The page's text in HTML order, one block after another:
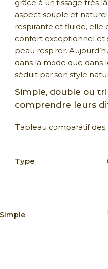
grâce à un tissage très
aspect souple et
respirante et fluide, elle
confort exceptionnel et
peau respirer.
dans la mode que dans
séduit par son style
Simple, double ou
comprendre leurs
Tableau comparatif des
Type
Simple 1